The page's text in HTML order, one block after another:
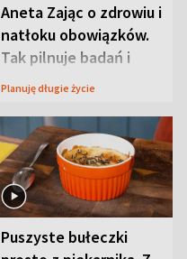
Aneta Zając o zdrowiu i
natłoku obowiązków.
Tak pilnuje badań i
wizyt
Planuję długie życie
Puszyste bułeczki